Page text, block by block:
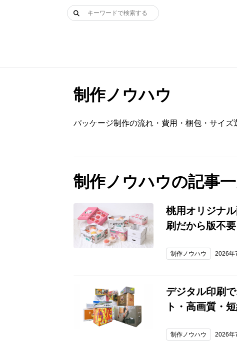
検
制作ノウハウ
パッケージ制作の流れ・費用・梱包・サイ
制作ノウハウの記事
桃用オリジナ
刷だから版不
制作ノウハウ 2026年
デジタル印刷
ト・高画質・
制作ノウハウ 2026年